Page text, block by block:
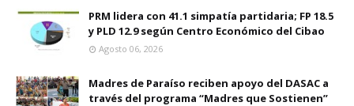
PRM lidera con 41.1 simpatía partidaria; FP 18.5
y PLD 12.9 según Centro Económico del Cibao
Agosto 06, 2026
Madres de Paraíso reciben apoyo del DASAC a
través del programa “Madres que Sostienen”